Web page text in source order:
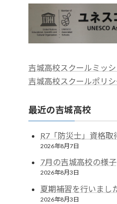
吉城高校スクールミッ
吉城高校スクールポリシ
最近の吉城高校
R7「防災士」資格取
2026年8月7日
7月の吉城高校の様子
2026年8月3日
夏期補習を行いまし
2026年8月3日